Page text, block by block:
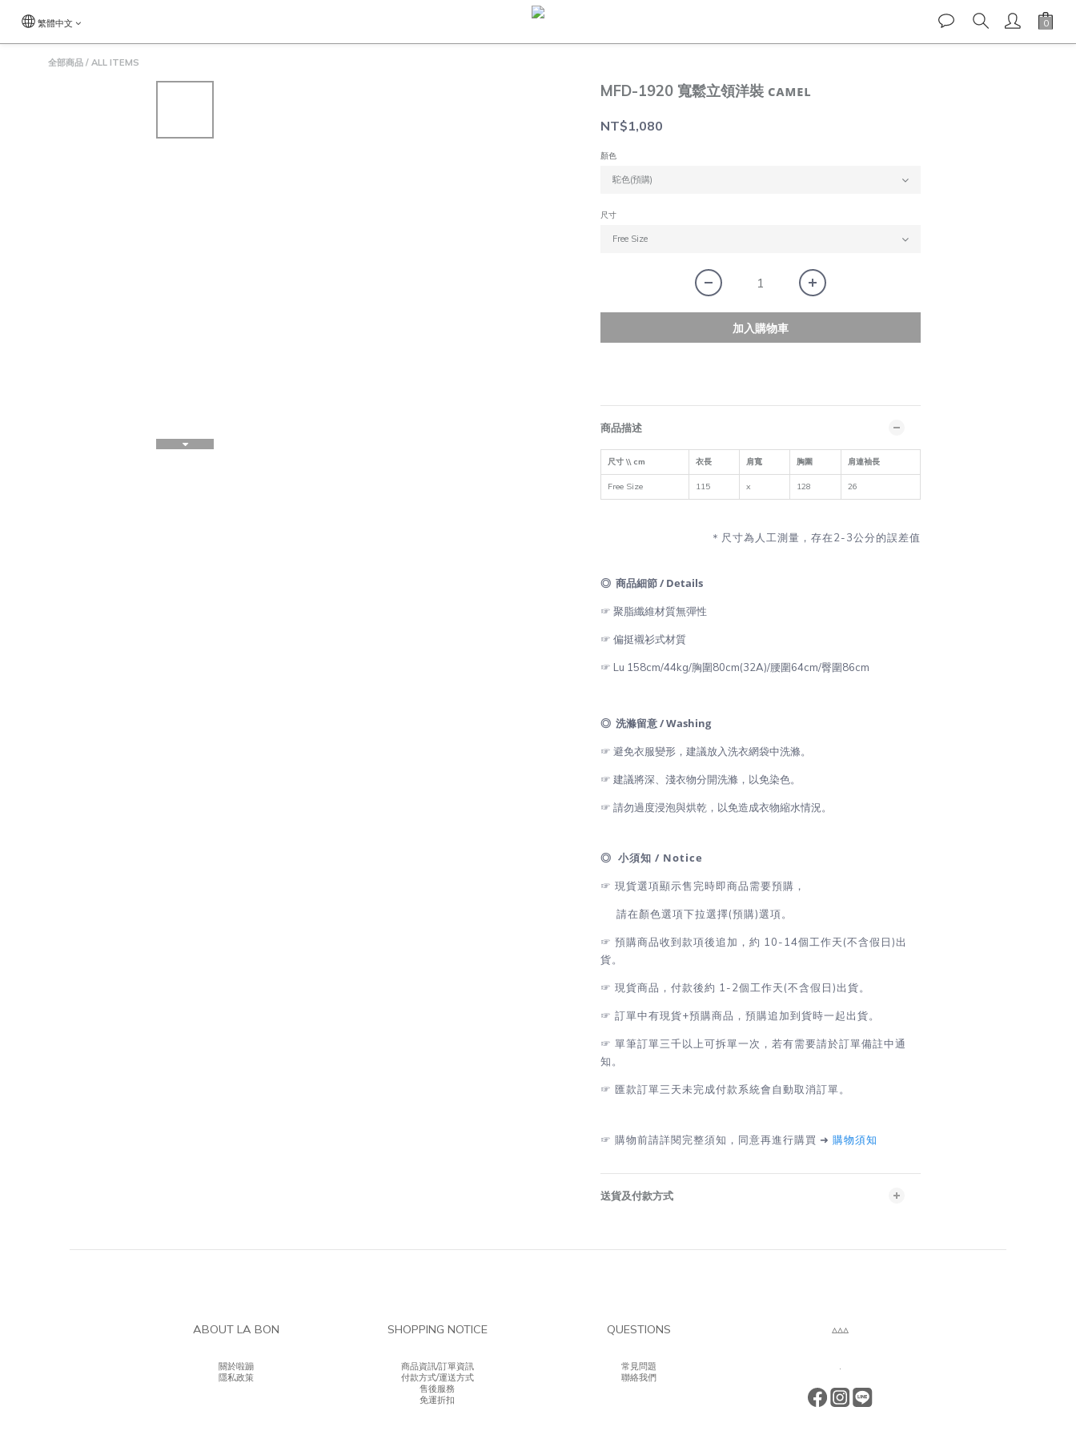
繁體中文
全部商品 / ALL ITEMS
MFD-1920 寬鬆立領洋裝 ᴄᴀᴍᴇʟ
NT$1,080
顏色
尺寸
加入購物車
商品描述
尺寸 \\ cm 衣長 肩寬 胸圍 肩連袖長
Free Size 115 x 128 26
＊尺寸為人工測量，存在2-3公分的誤差值
◎ 商品細節 / Details
☞ 聚脂纖維材質無彈性
☞ 偏挺襯衫式材質
☞ Lu 158cm/44kg/胸圍80cm(32A)/腰圍64cm/臀圍86cm
◎ 洗滌留意 / Washing
☞ 避免衣服變形，建議放入洗衣網袋中洗滌。
☞ 建議將深、淺衣物分開洗滌，以免染色。
☞ 請勿過度浸泡與烘乾，以免造成衣物縮水情況。
◎ 小須知 / Notice
☞ 現貨選項顯示售完時即商品需要預購，
請在顏色選項下拉選擇(預購)選項。
☞ 預購商品收到款項後追加，約 10-14個工作天(不含假日)出
貨。
☞ 現貨商品，付款後約 1-2個工作天(不含假日)出貨。
☞ 訂單中有現貨+預購商品，預購追加到貨時一起出貨。
☞ 單筆訂單三千以上可拆單一次，若有需要請於訂單備註中通
知。
☞ 匯款訂單三天未完成付款系統會自動取消訂單。
☞ 購物前請詳閱完整須知，同意再進行購買 ➜ 購物須知
送貨及付款方式
ABOUT LA BON
關於啦蹦
隱私政策
SHOPPING NOTICE
商品資訊/訂單資訊
付款方式/運送方式
售後服務
免運折扣
QUESTIONS
常見問題
聯絡我們
▵▵▵
.